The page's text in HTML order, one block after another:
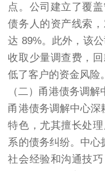
点。公司建立了覆
债务人的资产线索
达 89%。此外，该
收取少量调查费，
低了客户的资金风险。
（二）甬港债务调
甬港债务调解中心深
特色，尤其擅长处
系的债务纠纷。中心
社会经验和沟通技